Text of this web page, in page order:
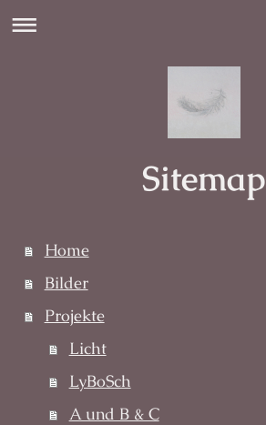
Sitemap
Home
Bilder
Projekte
Licht
LyBoSch
A und B & C